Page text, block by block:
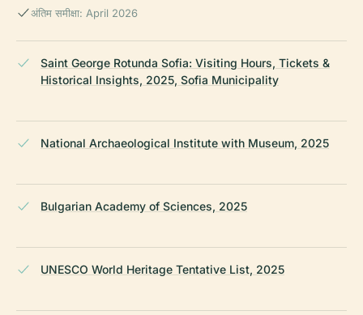
अंतिम समीक्षा: April 2026
Saint George Rotunda Sofia: Visiting Hours, Tickets &
Historical Insights, 2025, Sofia Municipality
National Archaeological Institute with Museum, 2025
Bulgarian Academy of Sciences, 2025
UNESCO World Heritage Tentative List, 2025